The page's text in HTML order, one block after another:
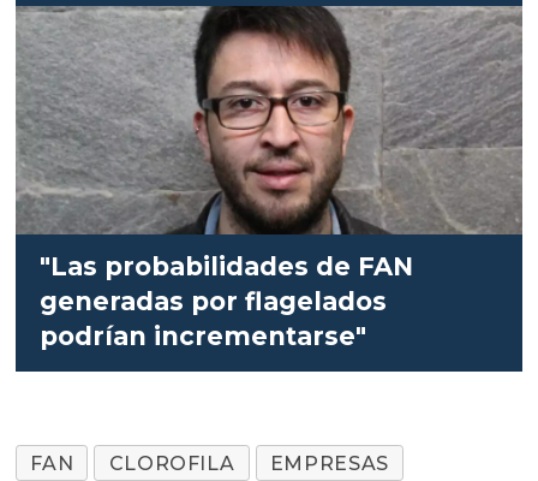
"Las probabilidades de FAN
generadas por flagelados
podrían incrementarse"
FAN CLOROFILA EMPRESAS